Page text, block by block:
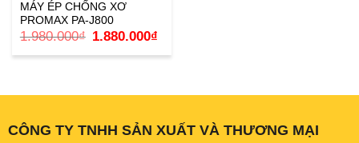
MÁY ÉP CHỐNG XƠ
PROMAX PA-J800
1.980.000₫
Giá
gốc
là:
1.880.000₫Giá
tại
CÔNG TY TNHH SẢN XUẤT VÀ THƯƠNG MẠI